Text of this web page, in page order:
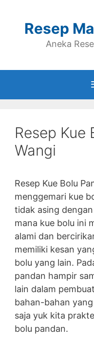
contentResep
Aneka
Resep Kue
Wangi
Resep Kue Bolu
menggemari kue
tidak asing dengan
mana kue bolu ini
alami dan
memiliki kesan
bolu yang lain.
pandan hampir
lain dalam
bahan-bahan
saja yuk kita
bolu pandan.